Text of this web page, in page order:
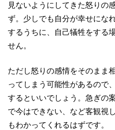
見ないようにしてきた怒りの
ず。少しでも自分が幸せにな
するうちに、自己犠牲をする
せん。
ただし怒りの感情をそのまま
ってしまう可能性があるので
するといいでしょう。急ぎの
で今はできない、など客観視
もわかってくれるはずです。